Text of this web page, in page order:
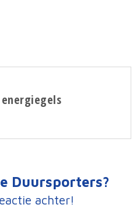
Duursporters?
achter!